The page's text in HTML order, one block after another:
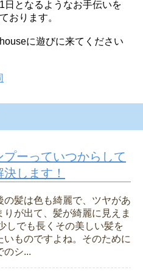
日となるようなお手伝いを
おります。
に遊びに来てください
ーっていつからして
します！
の髪は色も綺麗で、ツヤがあ
りが出て、髪が綺麗に見えま
しでも長くその美しい髪を
いものですよね。そのために
のシ...